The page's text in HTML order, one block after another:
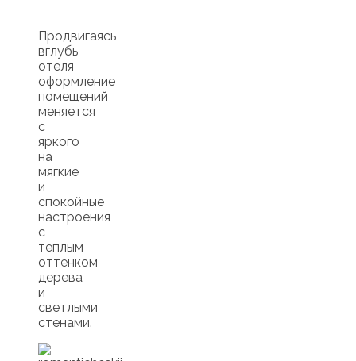
Продвигаясь
вглубь
отеля
оформление
помещений
меняется
с
яркого
на
мягкие
и
спокойные
настроения
с
теплым
оттенком
дерева
и
светлыми
стенами.